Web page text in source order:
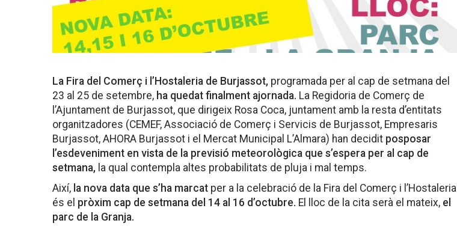
La Fira del Comerç i l’Hostaleria de Burjassot, programada per al cap de setmana del
23 al 25 de setembre, ha quedat finalment ajornada. La Regidoria de Comerç de
l’Ajuntament de Burjassot, que dirigeix Rosa Coca, juntament amb la resta d’entitats
organitzadores (CEMEF, Associació de Comerç i Servicis de Burjassot, Empresaris
Burjassot, AHORA Burjassot i el Mercat Municipal L’Almara) han decidit posposar
l’esdeveniment en vista de la previsió meteorològica que s’espera per al cap de
setmana, la qual contempla altes probabilitats de pluja i mal temps.
Així, la nova data que s’ha marcat per a la celebració de la Fira del Comerç i l’Hostaleria
és el pròxim cap de setmana del 14 al 16 d’octubre. El lloc de la cita serà el mateix, el
parc de la Granja.